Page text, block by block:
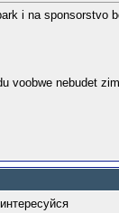
i na sponsorstvo
voobwe nebudet